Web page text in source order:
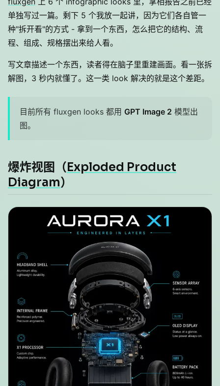
单独写过一篇。剩下 5 个我放一起讲，因为它们各自管一
种"拆开看"的方式 - 拿到一个东西，怎么把它的结构、流
程、组成、规格摆出来给人看。
写文章描述一个东西，读者得在脑子里重建画面。看一张拆
解图，3 秒内就懂了。这一类 look 解决的就是这个差距。
目前所有 fluxgen looks 都用 GPT Image 2 模型出
图。
爆炸视图（Exploded Product
Diagram）